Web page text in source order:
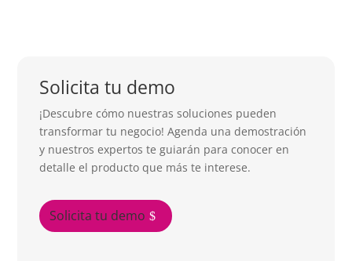
Solicita tu demo
¡Descubre cómo nuestras soluciones pueden
transformar tu negocio! Agenda una demostración
y nuestros expertos te guiarán para conocer en
detalle el producto que más te interese.
Solicita tu demo